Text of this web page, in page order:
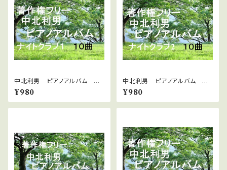
中北利男 ピアノアルバム ナ
イトクラブ１
¥980
中北利男 ピアノアルバム ナ
イトクラブ２
¥980